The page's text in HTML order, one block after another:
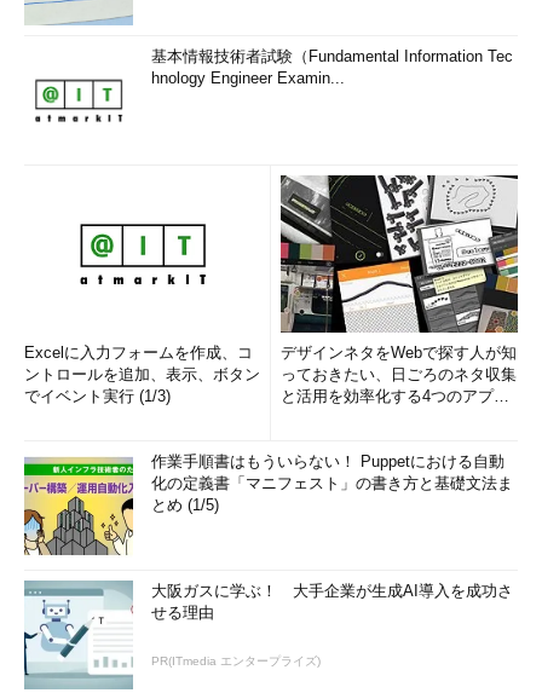
基本情報技術者試験（Fundamental Information Tec
hnology Engineer Examin...
Excelに入力フォームを作成、コ
ントロールを追加、表示、ボタン
でイベント実行 (1/3)
デザインネタをWebで探す人が知
っておきたい、日ごろのネタ収集
と活用を効率化する4つのアプリ
作業手順書はもういらない！ Puppetにおける自動
化の定義書「マニフェスト」の書き方と基礎文法ま
とめ (1/5)
大阪ガスに学ぶ！ 大手企業が生成AI導入を成功さ
せる理由
PR(ITmedia エンタープライズ)